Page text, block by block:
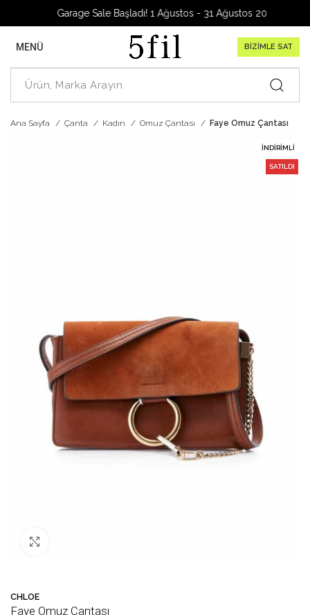
Garage Sale Başladı! 1 Ağustos - 31 Ağustos 2026
MENÜ BİZİMLE SAT
Ana Sayfa Çanta Kadın Omuz Çantası Faye Omuz Çantası
İNDIRIMLI
SATILDI
CHLOE
Faye Omuz Çantası